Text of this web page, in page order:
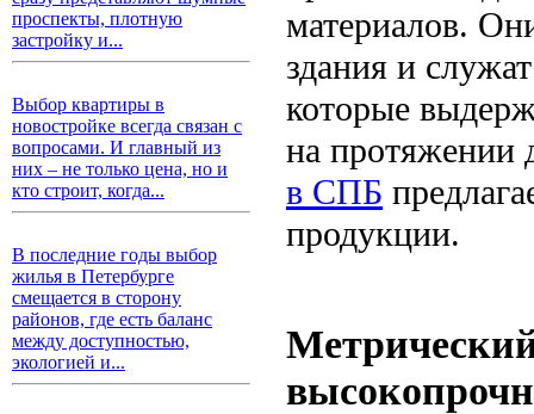
проспекты, плотную
застройку и...
Выбор квартиры в
новостройке всегда связан с
вопросами. И главный из
них – не только цена, но и
кто строит, когда...
В последние годы выбор
жилья в Петербурге
смещается в сторону
районов, где есть баланс
между доступностью,
экологией и...
материалов.
здания и
которые
на протяжении
в СПБ
продукции.